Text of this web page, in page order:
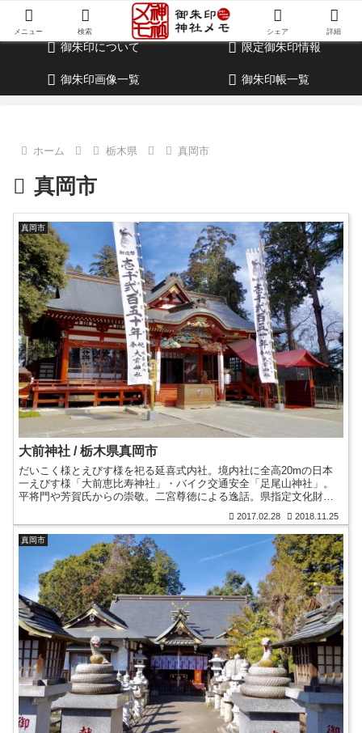
御朱印・参拝記録・神社情報・考察ブログ
御朱印について 限定御朱印情報
御朱印画像一覧 御朱印帳一覧
ホーム 栃木県 真岡市
真岡市
真岡市
大前神社 / 栃木県真岡市
だいこく様とえびす様を祀る延喜式内社。境内社に全高20mの日本
一えびす様「大前恵比寿神社」・バイク交通安全「足尾山神社」。
平将門や芳賀氏からの崇敬。二宮尊徳による逸話。県指定文化財の
2017.02.28 2018.11.25
真岡市
メニュー 検索 シェア 詳細